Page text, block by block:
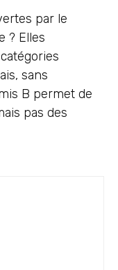
par le
? Elles
sans
B permet de
pas des